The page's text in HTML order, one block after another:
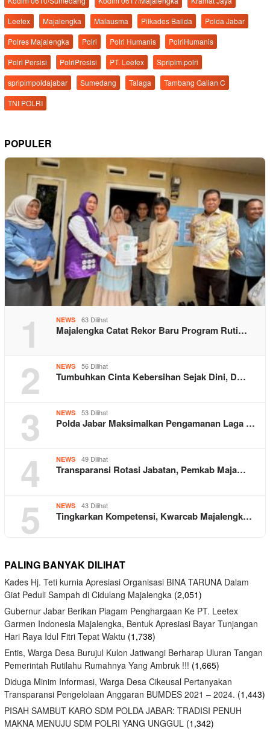
Leetex
Majalengka Malausma Pilkades Balida
Polda Jabar
Polres Majalengka
Polri Polri Humanis
PolriHumanis
Polri Persisi
PolriPresisi PT. Leetex
Spripim.polri
spripimpoldajabar
Sumedang Talaga
Tambang Galian C
TNI POLRI
POPULER
1 NEWS 63 Dilihat
Majalengka Catat Rekor Baru Program Ruti…
2 NEWS 56 Dilihat
Tumbuhkan Cinta Kebersihan Sejak Dini, D…
3 NEWS 53 Dilihat
Polda Jabar Maksimalkan Pengamanan Laga …
4 NEWS 49 Dilihat
Transparansi Rotasi Jabatan, Pemkab Maja…
5 NEWS 43 Dilihat
Tingkarkan Kompetensi, Kwarcab Majalengk…
PALING BANYAK DILIHAT
Kades Hj. Teti kurnia Apresiasi Organisasi BINA TARUNA Dalam
Giat Peduli Sampah di Cidulang Majalengka (2,051)
Gubernur Jabar Berikan Piagam Penghargaan Ke PT. Leetex
Garmen Indonesia Majalengka, Bentuk Apresiasi Bayar Tunjangan
Hari Raya Idul Fitri Tepat Waktu (1,738)
Entis, Warga Desa Burujul Kulon Jatiwangi Berharap Uluran Tangan
Pemerintah Rutilahu Rumahnya Yang Ambruk !!! (1,665)
Diduga Minim Informasi, Warga Desa Cikeusal Pertanyakan
Transparansi Pengelolaan Anggaran BUMDES 2021 – 2024. (1,443)
PISAH SAMBUT KARO SDM POLDA JABAR: TRADISI PENUH
MAKNA MENUJU SDM POLRI YANG UNGGUL (1,342)